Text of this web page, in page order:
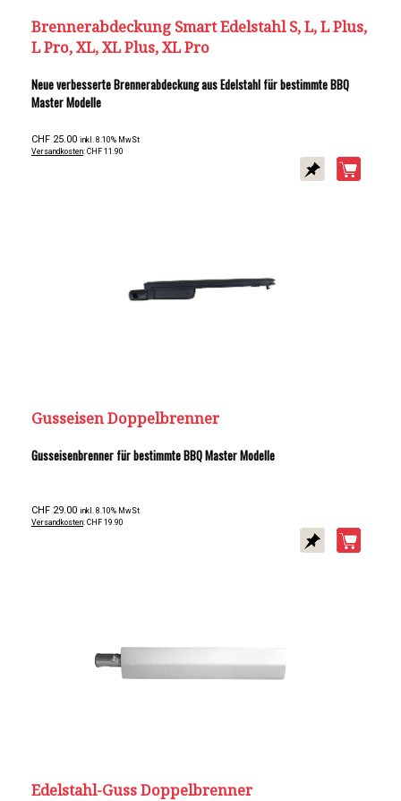
Brennerabdeckung Smart Edelstahl S, L, L Plus,
L Pro, XL, XL Plus, XL Pro
Neue verbesserte Brennerabdeckung aus Edelstahl für bestimmte BBQ
Master Modelle
CHF 25.00 inkl. 8.10% MwSt
Versandkosten: CHF 11.90
Gusseisen Doppelbrenner
Gusseisenbrenner für bestimmte BBQ Master Modelle
CHF 29.00 inkl. 8.10% MwSt
Versandkosten: CHF 19.90
Edelstahl-Guss Doppelbrenner